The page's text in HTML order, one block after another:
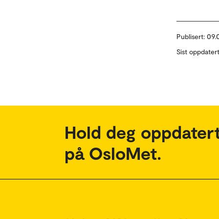
Publisert:
Sist
Hold deg
på OsloMet.